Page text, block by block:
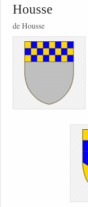
Housse
de Housse